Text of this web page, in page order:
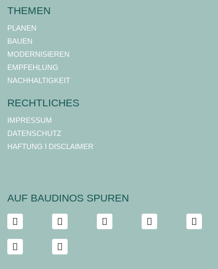
THEMEN
PLANEN
BAUEN
MODERNISIEREN
EMPFEHLUNG
NACHHALTIGKEIT
RECHTLICHES
IMPRESSUM
DATENSCHUTZ
HAFTUNG I DISCLAIMER
AUF BAUDINOS SPUREN